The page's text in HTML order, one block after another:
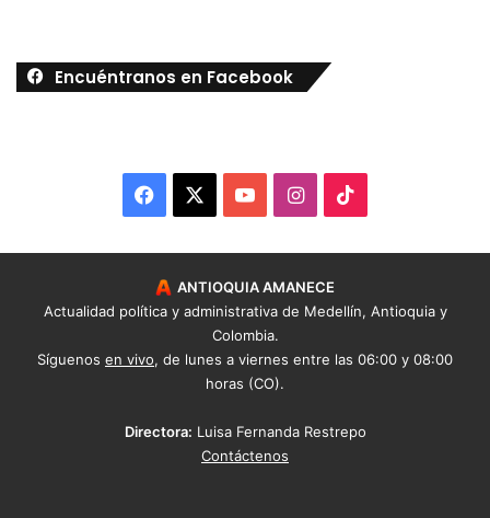
Encuéntranos en Facebook
Facebook YouTubeInstagram
ANTIOQUIA AMANECE
Actualidad política y administrativa de Medellín, Antioquia y
Colombia.
Síguenos en vivo, de lunes a viernes entre las 06:00 y 08:00
horas (CO).
Directora: Luisa Fernanda Restrepo
Contáctenos